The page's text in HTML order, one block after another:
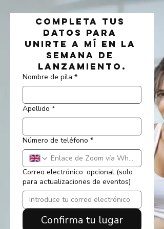
Completa tus
datos para
unirte a mí en la
semana de
lanzamiento.
Nombre de pila *
Apellido *
Número de teléfono *
Correo electrónico: opcional (solo
para actualizaciones de eventos)
Confirma tu lugar